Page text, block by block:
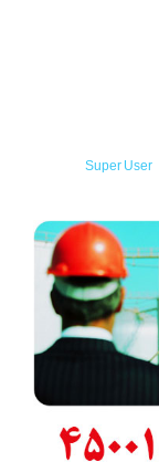
Super User